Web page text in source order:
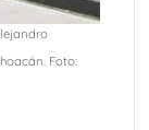
Foto: